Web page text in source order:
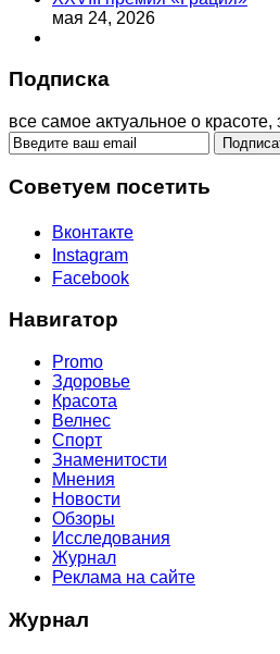
мая 24, 2026
Подписка
все самое актуальное о
Советуем посетить
Вконтакте
Instagram
Facebook
Навигатор
Promo
Здоровье
Красота
Велнес
Спорт
Знаменитости
Мнения
Новости
Обзоры
Исследования
Журнал
Реклама на сайте
Журнал